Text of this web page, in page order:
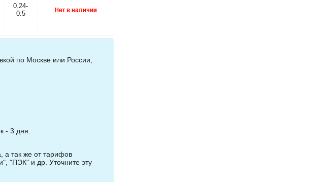
0.24-
0.5
по Москве или России,
- 3 дня.
а так же от тарифов
"ПЭК" и др. Уточните эту